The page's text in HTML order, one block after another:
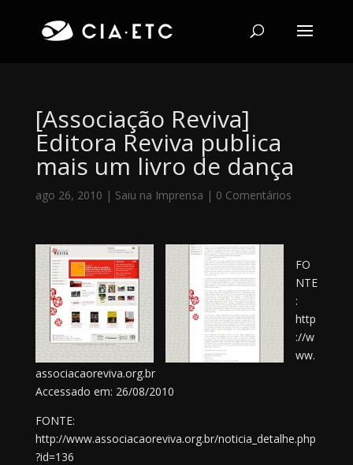
[Associação Reviva]
Editora Reviva publica
mais um livro de dança
ago 26, 2010 | Saiu na Imprensa | 0 Comentários
FO
NTE
:
http
://w
ww.
associacaoreviva.org.br
Accessado em: 26/08/2010
FONTE:
http://www.associacaoreviva.org.br/noticia_detalhe.php
?id=136